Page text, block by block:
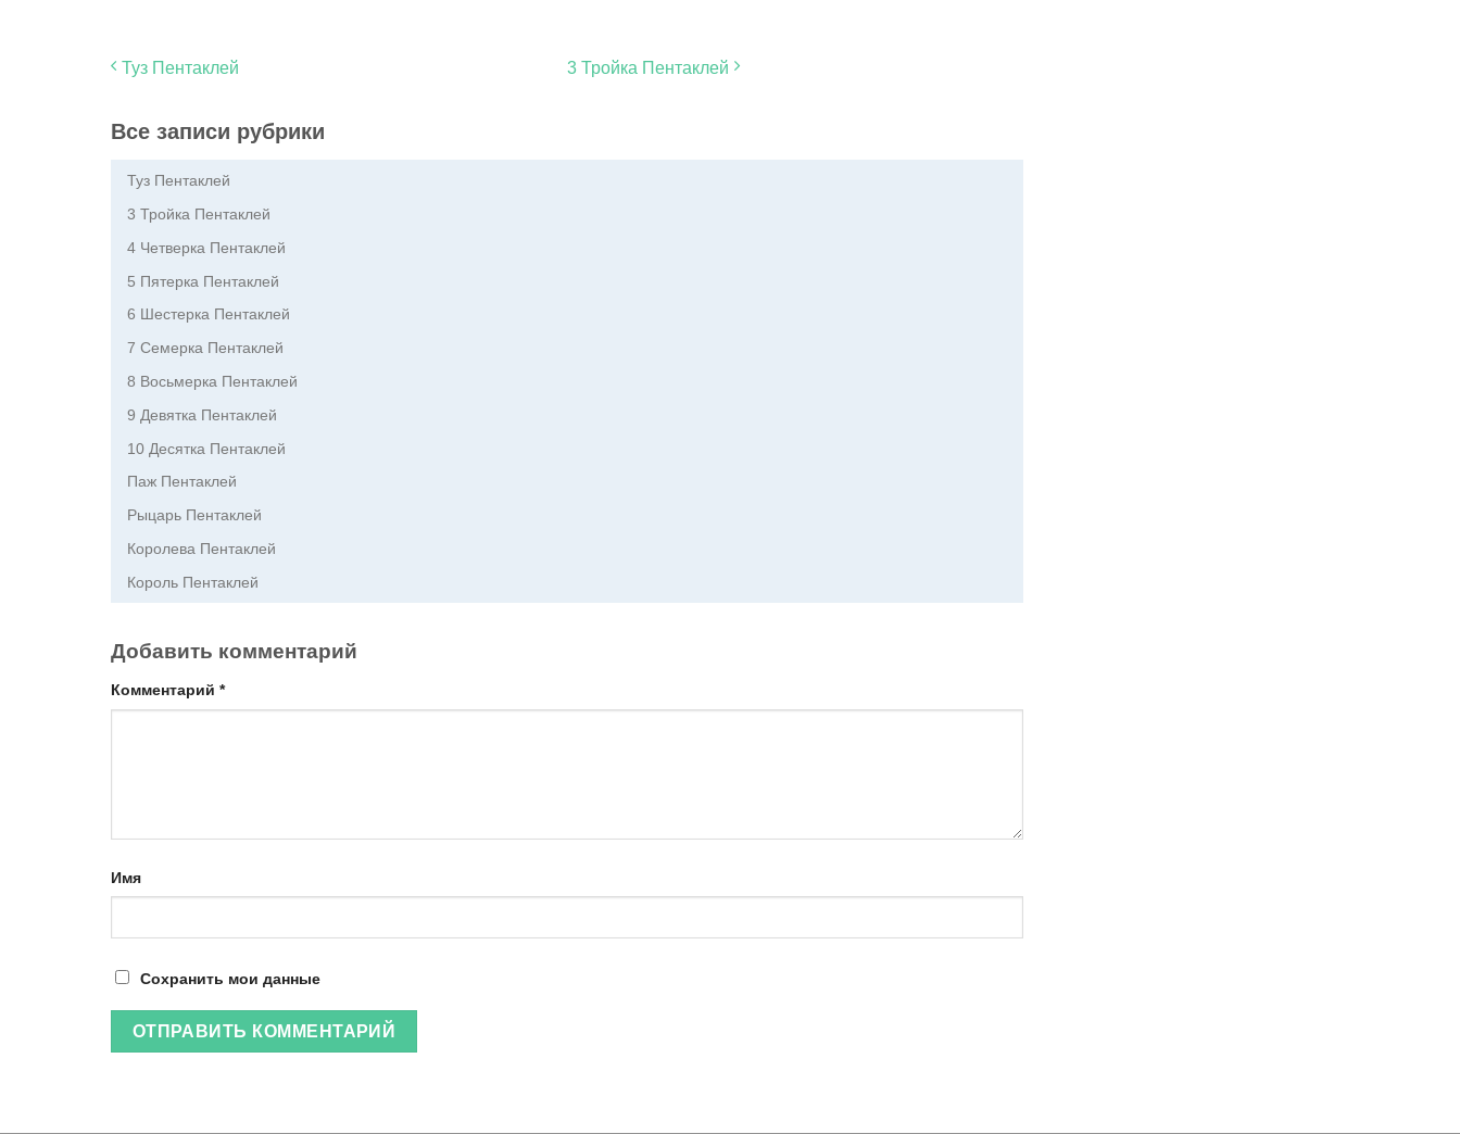
Туз Пентаклей 3 Тройка Пентаклей
Все записи рубрики
Туз Пентаклей
3 Тройка Пентаклей
4 Четверка Пентаклей
5 Пятерка Пентаклей
6 Шестерка Пентаклей
7 Семерка Пентаклей
8 Восьмерка Пентаклей
9 Девятка Пентаклей
10 Десятка Пентаклей
Паж Пентаклей
Рыцарь Пентаклей
Королева Пентаклей
Король Пентаклей
Добавить комментарий
Комментарий *
Имя
Сохранить мои данные